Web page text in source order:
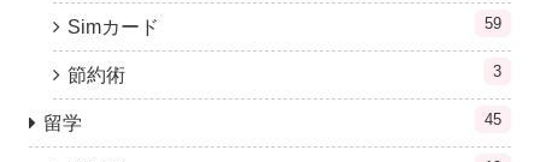
Simカード 59
節約術 3
留学 45